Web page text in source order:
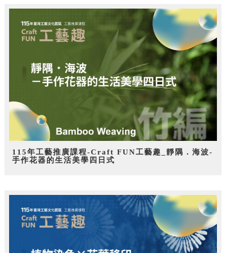
115年工藝推廣課程-Craft FUN工藝趣_靜隅．海波-
手作花器的生活美學四日式